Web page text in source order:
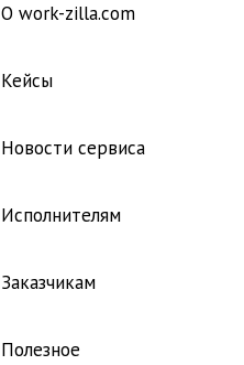
О work-zilla.com
Кейсы
Новости сервиса
Исполнителям
Заказчикам
Полезное